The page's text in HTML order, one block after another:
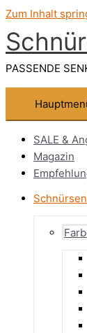
Zum Inhalt
PASSENDE
SALE &
Magazin